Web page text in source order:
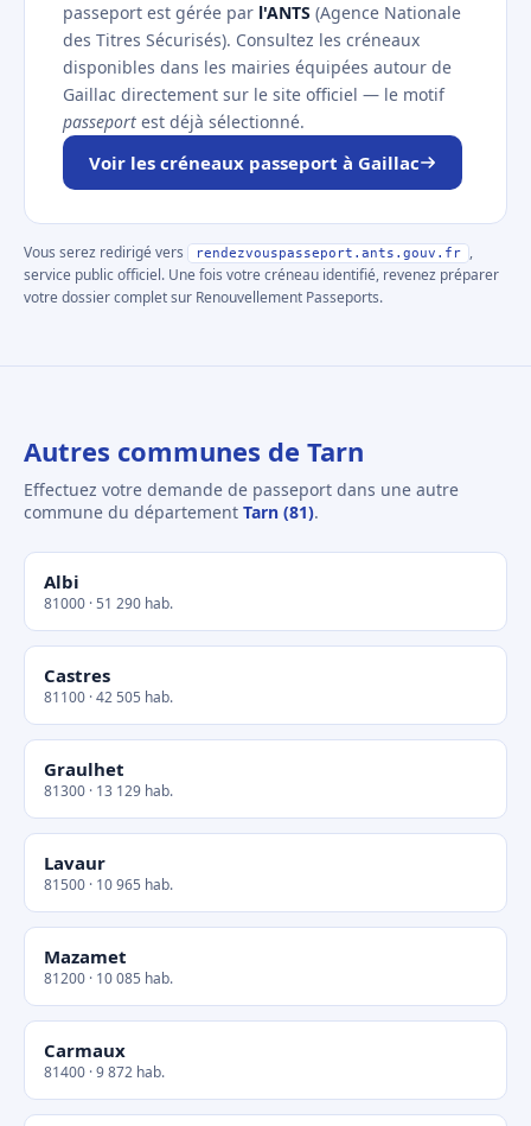
passeport est gérée par l'ANTS (Agence Nationale
des Titres Sécurisés). Consultez les créneaux
disponibles dans les mairies équipées autour de
Gaillac directement sur le site officiel — le motif
passeport est déjà sélectionné.
Voir les créneaux passeport à Gaillac
Vous serez redirigé vers rendezvouspasseport.ants.gouv.fr
,
service public officiel. Une fois votre créneau identifié, revenez préparer
votre dossier complet sur Renouvellement Passeports.
Autres communes de Tarn
Effectuez votre demande de passeport dans une autre
commune du département Tarn (81).
Albi
81000 · 51 290 hab.
Castres
81100 · 42 505 hab.
Graulhet
81300 · 13 129 hab.
Lavaur
81500 · 10 965 hab.
Mazamet
81200 · 10 085 hab.
Carmaux
81400 · 9 872 hab.